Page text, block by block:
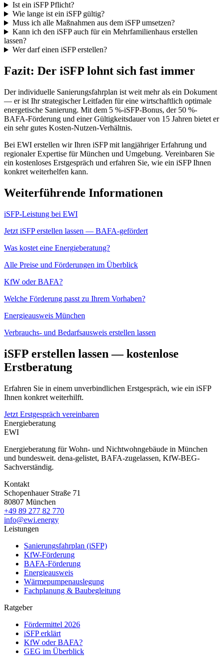
Ist ein iSFP Pflicht?
Wie lange ist ein iSFP gültig?
Muss ich alle Maßnahmen aus dem iSFP umsetzen?
Kann ich den iSFP auch für ein Mehrfamilienhaus erstellen
lassen?
Wer darf einen iSFP erstellen?
Fazit: Der iSFP lohnt sich fast immer
Der individuelle Sanierungsfahrplan ist weit mehr als ein Dokument
— er ist Ihr strategischer Leitfaden für eine wirtschaftlich optimale
energetische Sanierung. Mit dem 5 %-iSFP-Bonus, der 50 %-
BAFA-Förderung und einer Gültigkeitsdauer von 15 Jahren bietet er
ein sehr gutes Kosten-Nutzen-Verhältnis.
Bei EWI erstellen wir Ihren iSFP mit langjähriger Erfahrung und
regionaler Expertise für München und Umgebung. Vereinbaren Sie
ein kostenloses Erstgespräch und erfahren Sie, wie ein iSFP Ihnen
konkret weiterhelfen kann.
Weiterführende Informationen
iSFP-Leistung bei EWI
Jetzt iSFP erstellen lassen — BAFA-gefördert
Was kostet eine Energieberatung?
Alle Preise und Förderungen im Überblick
KfW oder BAFA?
Welche Förderung passt zu Ihrem Vorhaben?
Energieausweis München
Verbrauchs- und Bedarfsausweis erstellen lassen
iSFP erstellen lassen — kostenlose
Erstberatung
Erfahren Sie in einem unverbindlichen Erstgespräch, wie ein iSFP
Ihnen konkret weiterhilft.
Jetzt Erstgespräch vereinbaren
Energieberatung
EWI
Energieberatung für Wohn- und Nichtwohngebäude in München
und bundesweit. dena-gelistet, BAFA-zugelassen, KfW-BEG-
Sachverständig.
Kontakt
Schopenhauer Straße 71
80807 München
+49 89 277 82 770
info@ewi.energy
Leistungen
Sanierungsfahrplan (iSFP)
KfW-Förderung
BAFA-Förderung
Energieausweis
Wärmepumpenauslegung
Fachplanung & Baubegleitung
Ratgeber
Fördermittel 2026
iSFP erklärt
KfW oder BAFA?
GEG im Überblick